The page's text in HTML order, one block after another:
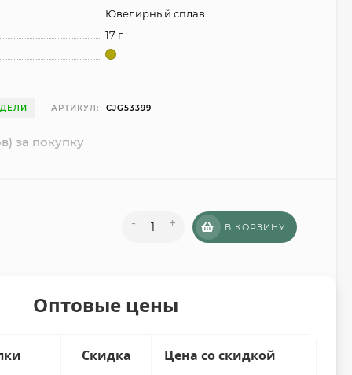
Ювелирный сплав
17 г
АРТИКУЛ: CJG53399
за покупку
- + В КОРЗИНУ
Оптовые цены
Скидка Цена со скидкой